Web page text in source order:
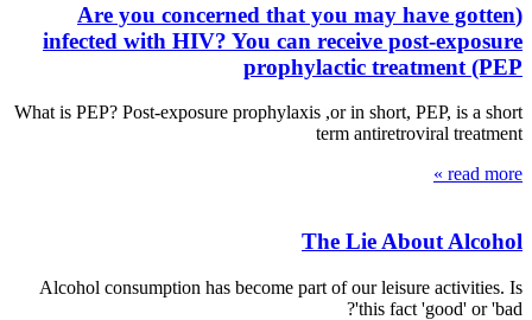
(Are you concerned that you may have gotten
infected with HIV? You can receive post-exposure
prophylactic treatment (PEP
What is PEP? Post-exposure prophylaxis ,or in short, PEP, is a short
term antiretroviral treatment
read more »
The Lie About Alcohol
Alcohol consumption has become part of our leisure activities. Is
this fact 'good' or 'bad'?